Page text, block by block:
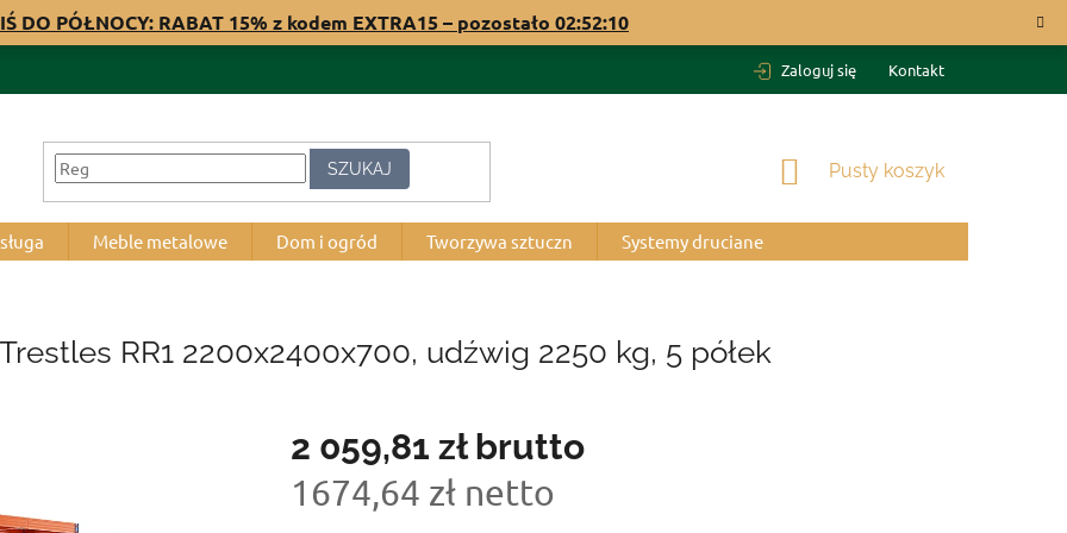
DO PÓŁNOCY: RABAT 15% z kodem EXTRA15 – pozostało 02:52:09
Zaloguj się Kontakt
SZUKAJ KOSZYK
Pusty koszyk
Meble metalowe Dom i ogród Tworzywa sztuczn Systemy druciane
RR1 2200x2400x700, udźwig 2250 kg, 5 półek
2 059,81 złbrutto
1674,64 zł netto